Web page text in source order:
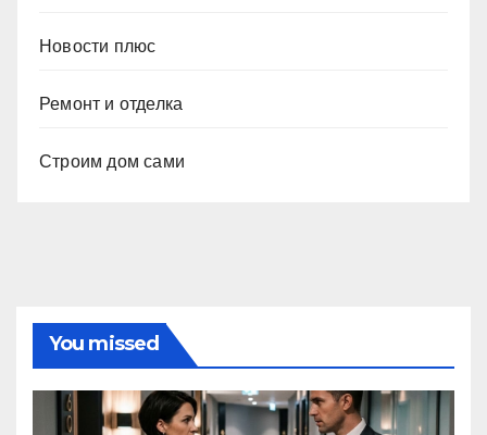
Новости плюс
Ремонт и отделка
Строим дом сами
You missed